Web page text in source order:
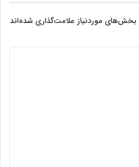
بخش‌های موردنیاز علامت‌گذاری شده‌اند